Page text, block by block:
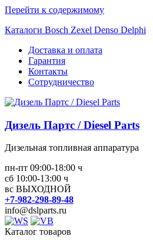
Перейти к содержимому
Каталоги Bosch Zexel Denso Delphi
Доставка и оплата
Гарантия
Контакты
Сотрудничество
Дизель Партс / Diesel Parts
Дизельная топливная аппаратура
пн-пт 09:00-18:00 ч
сб 10:00-13:00 ч
вс ВЫХОДНОЙ
+7-982-298-89-48
info@dslparts.ru
Каталог товаров